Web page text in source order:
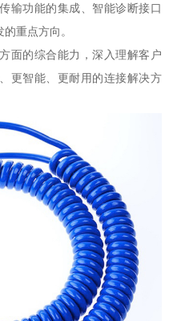
输功能的集成、智能诊断接口
重点方向。
面的综合能力，深入理解客户
更智能、更耐用的连接解决方